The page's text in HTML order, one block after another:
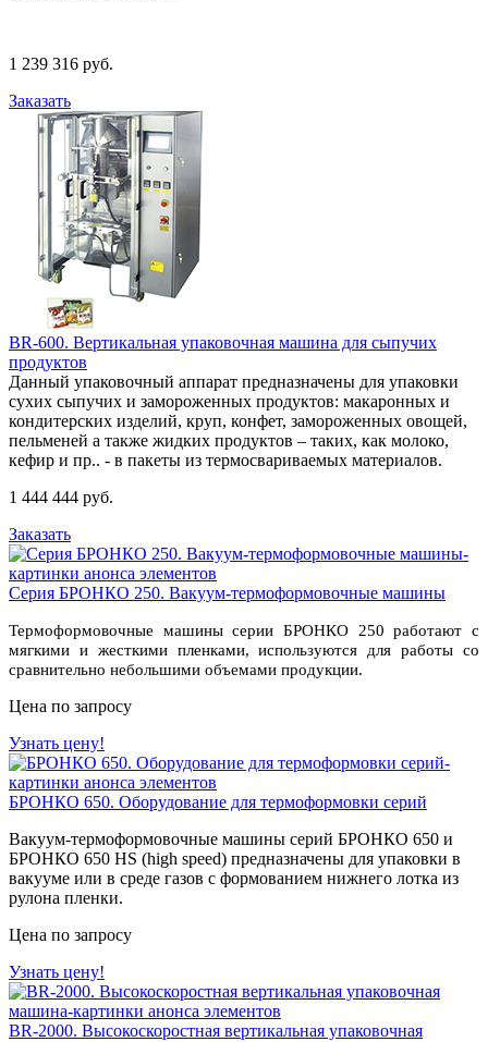
1 239 316 руб.
Заказать
BR-600. Вертикальная упаковочная машина для сыпучих
продуктов
Данный упаковочный аппарат предназначены для упаковки
сухих сыпучих и замороженных продуктов: макаронных и
кондитерских изделий, круп, конфет, замороженных овощей,
пельменей а также жидких продуктов – таких, как молоко,
кефир и пр.. - в пакеты из термосвариваемых материалов.
1 444 444 руб.
Заказать
Серия БРОНКО 250. Вакуум-термоформовочные машины
Термоформовочные машины серии БРОНКО 250 работают с
мягкими и жесткими пленками, используются для работы со
сравнительно небольшими объемами продукции.
Цена по запросу
Узнать цену!
БРОНКО 650. Оборудование для термоформовки серий
Вакуум-термоформовочные машины серий БРОНКО 650 и
БРОНКО 650 HS (high speed) предназначены для упаковки в
вакууме или в среде газов с формованием нижнего лотка из
рулона пленки.
Цена по запросу
Узнать цену!
BR-2000. Высокоскоростная вертикальная упаковочная